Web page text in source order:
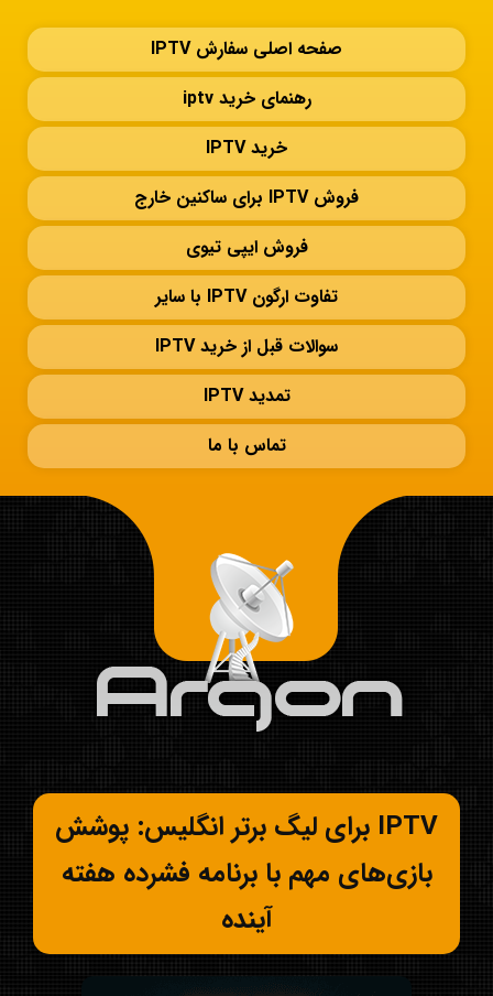
صفحه اصلی سفارش IPTV
رهنمای خرید iptv
خرید IPTV
فروش IPTV برای ساکنین خارج
فروش ایپی تیوی
تفاوت ارگون IPTV با سایر
سوالات قبل از خرید IPTV
تمدید IPTV
تماس با ما
IPTV برای لیگ برتر انگلیس: پوشش
بازی‌های مهم با برنامه فشرده هفته
آینده